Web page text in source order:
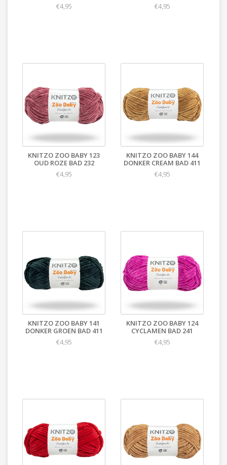
€4,95
€4,95
KNITZO ZOO BABY 123
OUD ROZE BAD 232
€4,95
KNITZO ZOO BABY 144
DONKER CREAM BAD 411
€4,95
KNITZO ZOO BABY 141
DONKER GROEN BAD 411
€4,95
KNITZO ZOO BABY 124
CYCLAMEN BAD 241
€4,95